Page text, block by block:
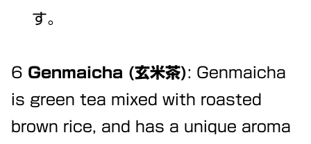
す。
6 Genmaicha (玄米茶): Genmaicha
is green tea mixed with roasted
brown rice, and has a unique aroma